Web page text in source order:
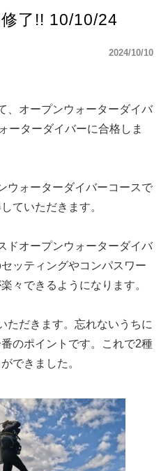
了!! 10/10/24
2024/10/10
、オープンウォーターダイバ
ーターダイバーに合格しま
ウォーターダイバーコースで
ていただきます。
ドオープンウォーターダイバ
ッティングやコンパスワー
々できるようになります。
ただきます。忘れないうちに
のポイントです。これで2種
できました。